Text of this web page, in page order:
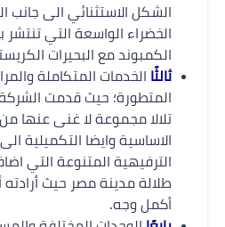
الشكل الاستثنائي الى جانب
الخضراء الواسعة التي تنتشر
الكمبوند مع البحيرات
ثالثًا الخدمات المتكاملة
المتطورة؛ حيث قدمت
تلالا مجموعة لا غنى عنها
الاساسية وايضا التكميلية
الترفيهية المتنوعة التي
طلالة مدينة مصر حيث
أكمل وجه.